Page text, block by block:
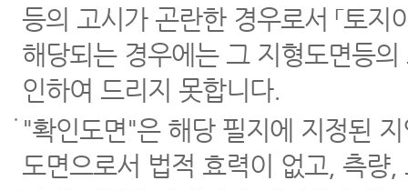
등의 고시가 곤란한 경우로서 「토
해당되는 경우에는 그 지형도면등
인하여 드리지 못합니다.
"확인도면"은 해당 필지에 지정된
도면으로서 법적 효력이 없고, 측량